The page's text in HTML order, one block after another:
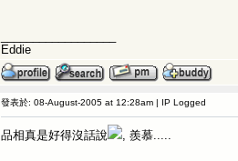
Eddie
發表於: 08-August-2005 at 12:28am | IP Logged
品相真是好得沒話說 , 羨慕.....